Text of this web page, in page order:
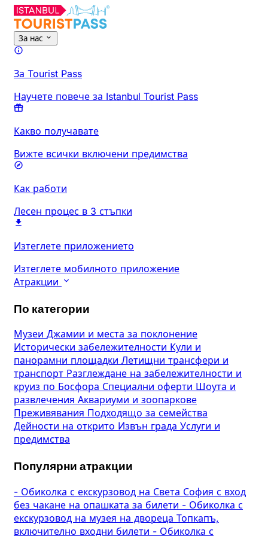
За нас
За Tourist Pass
Научете повече за Istanbul Tourist Pass
Какво получавате
Вижте всички включени предимства
Как работи
Лесен процес в 3 стъпки
Изтеглете приложението
Изтеглете мобилното приложение
Атракции
По категории
Музеи Джамии и места за поклонение
Исторически забележителности Кули и
панорамни площадки Летищни трансфери и
транспорт Разглеждане на забележителности и
круиз по Босфора Специални оферти Шоута и
развлечения Аквариуми и зоопаркове
Преживявания Подходящо за семейства
Дейности на открито Извън града Услуги и
предимства
Популярни атракции
- Обиколка с екскурзовод на Света София с вход
без чакане на опашката за билети - Обиколка с
екскурзовод на музея на двореца Топкапъ,
включително входни билети - Обиколка с